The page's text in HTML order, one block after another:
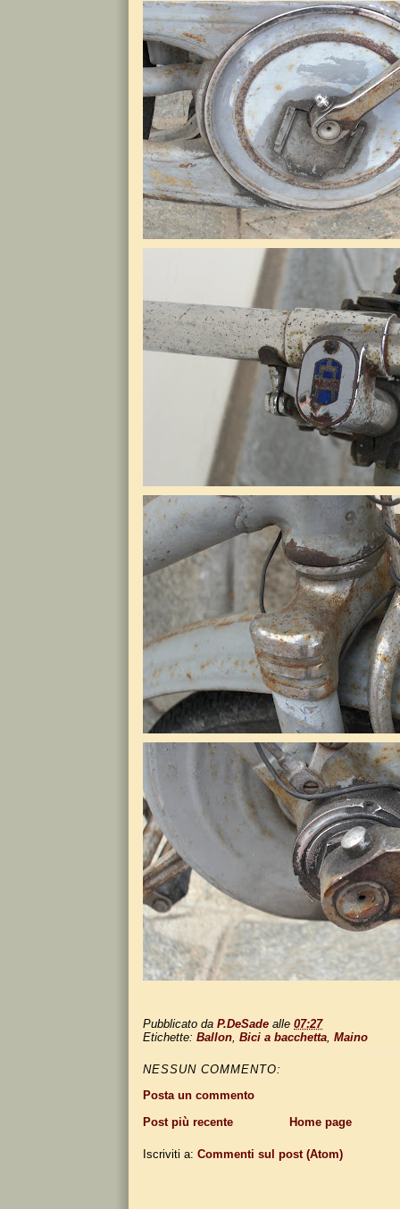
Pubblicato da P.DeSade alle 07:27
Etichette: Ballon Bici a bacchetta Maino
NESSUN COMMENTO:
Posta un commento
Post più recente
Home page
Iscriviti a: Commenti sul post (Atom)